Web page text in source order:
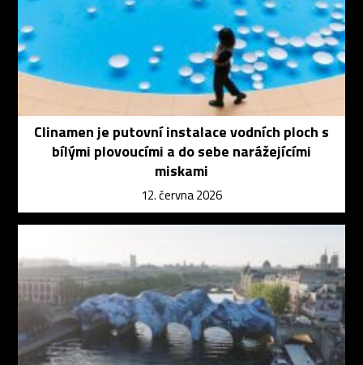
Clinamen je putovní instalace vodních ploch s
bílými plovoucími a do sebe narážejícími
miskami
12. června 2026